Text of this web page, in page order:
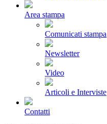
Area stampa
Comunicati stampa
Newsletter
Video
Articoli e Interviste
Contatti